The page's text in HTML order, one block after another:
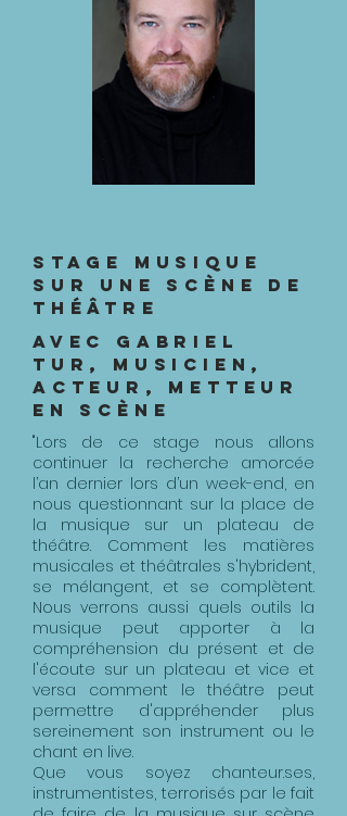
STAGE Musique
sur une scène de
théâtre
avec Gabriel
Tur, musicien,
acteur, metteur
en scène
"Lors de ce stage nous allons
continuer la recherche amorcée
l’an dernier lors d’un week-end, en
nous questionnant sur la place de
la musique sur un plateau de
théâtre. Comment les matières
musicales et théâtrales s'hybrident,
se mélangent, et se complètent.
Nous verrons aussi quels outils la
musique peut apporter à la
compréhension du présent et de
l'écoute sur un plateau et vice et
versa comment le théâtre peut
permettre d'appréhender plus
sereinement son instrument ou le
chant en live.
Que vous soyez chanteur.ses,
instrumentistes, terrorisés par le fait